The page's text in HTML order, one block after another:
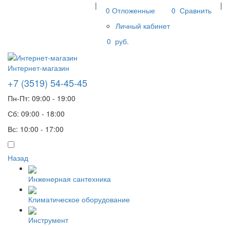
| 0 Отложенные 0 Сравнить
|
Личный кабинет
0 руб.
Интернет-магазин
+7 (3519) 54-45-45
Пн-Пт: 09:00 - 19:00
Сб: 09:00 - 18:00
Вс: 10:00 - 17:00
Назад
Инженерная сантехника
Климатическое оборудование
Инструмент